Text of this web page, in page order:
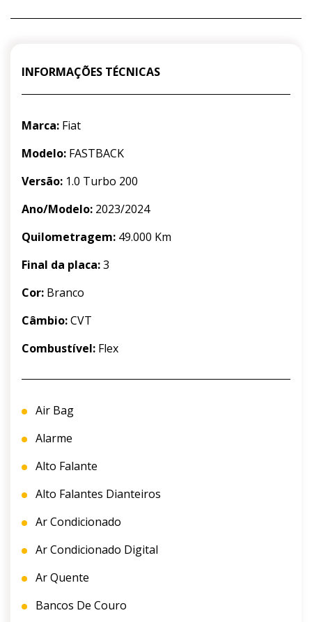
INFORMAÇÕES TÉCNICAS
Marca: Fiat
Modelo: FASTBACK
Versão: 1.0 Turbo 200
Ano/Modelo: 2023/2024
Quilometragem: 49.000 Km
Final da placa:3
Cor: Branco
Câmbio:CVT
Combustível: Flex
Air Bag
Alarme
Alto Falante
Alto Falantes Dianteiros
Ar Condicionado
Ar Condicionado Digital
Ar Quente
Bancos De Couro